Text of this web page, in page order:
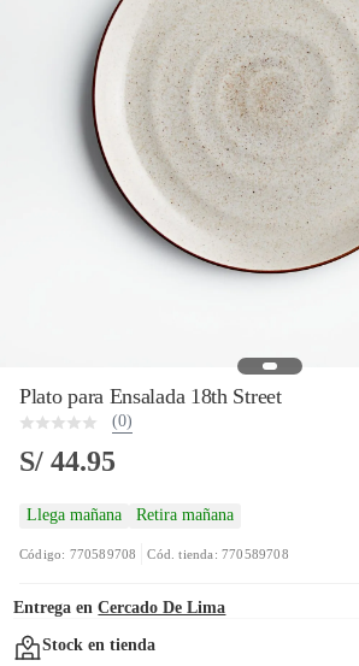
Plato para Ensalada 18th Street
(0)
S/ 44.95
Llega mañana Retira mañana
Código: 770589708 Cód. tienda: 770589708
Entrega en Cercado De Lima
Stock en tienda